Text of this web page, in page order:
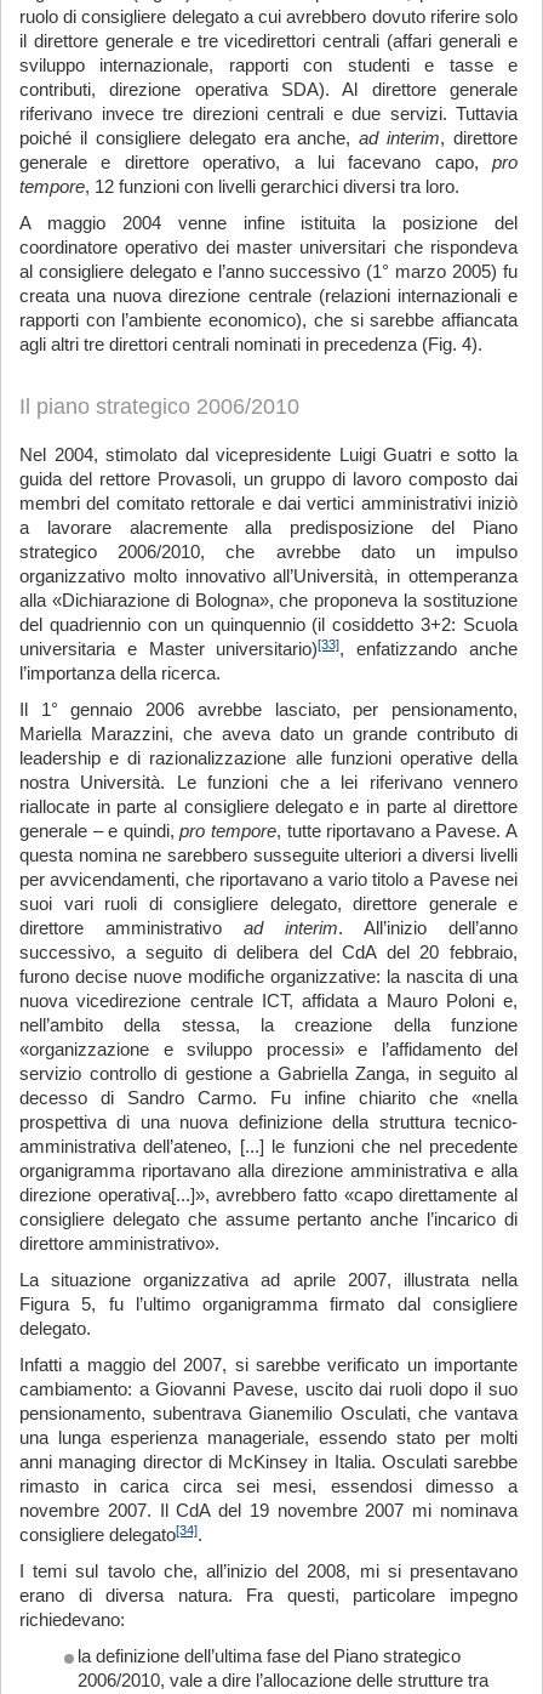
ruolo di consigliere delegato a cui avrebbero dovuto riferire solo
il direttore generale e tre vicedirettori centrali (affari generali e
sviluppo internazionale, rapporti con studenti e tasse e
contributi, direzione operativa SDA). Al direttore generale
riferivano invece tre direzioni centrali e due servizi. Tuttavia
poiché il consigliere delegato era anche,ad interim, direttore
generale e direttore operativo, a lui facevano capo, pro
tempore, 12 funzioni con livelli gerarchici diversi tra loro.
A maggio 2004 venne infine istituita la posizione del
coordinatore operativo dei master universitari che rispondeva
al consigliere delegato e l’anno successivo (1° marzo 2005) fu
creata una nuova direzione centrale (relazioni internazionali e
rapporti con l’ambiente economico), che si sarebbe affiancata
agli altri tre direttori centrali nominati in precedenza (Fig. 4).
Il piano strategico 2006/2010
Nel 2004, stimolato dal vicepresidente Luigi Guatri e sotto la
guida del rettore Provasoli, un gruppo di lavoro composto dai
membri del comitato rettorale e dai vertici amministrativi iniziò
a lavorare alacremente alla predisposizione del Piano
strategico 2006/2010, che avrebbe dato un impulso
organizzativo molto innovativo all’Università, in ottemperanza
alla «Dichiarazione di Bologna», che proponeva la sostituzione
del quadriennio con un quinquennio (il cosiddetto 3+2: Scuola
universitaria e Master universitario)[33], enfatizzando anche
l’importanza della ricerca.
Il 1° gennaio 2006 avrebbe lasciato, per pensionamento,
Mariella Marazzini, che aveva dato un grande contributo di
leadership e di razionalizzazione alle funzioni operative della
nostra Università. Le funzioni che a lei riferivano vennero
riallocate in parte al consigliere delegato e in parte al direttore
generale – e quindi,pro tempore, tutte riportavano a Pavese. A
questa nomina ne sarebbero susseguite ulteriori a diversi livelli
per avvicendamenti, che riportavano a vario titolo a Pavese nei
suoi vari ruoli di consigliere delegato, direttore generale e
direttore amministrativo ad interim. All’inizio dell’anno
successivo, a seguito di delibera del CdA del 20 febbraio,
furono decise nuove modifiche organizzative: la nascita di una
nuova vicedirezione centrale ICT, affidata a Mauro Poloni e,
nell’ambito della stessa, la creazione della funzione
«organizzazione e sviluppo processi» e l’affidamento del
servizio controllo di gestione a Gabriella Zanga, in seguito al
decesso di Sandro Carmo. Fu infine chiarito che «nella
prospettiva di una nuova definizione della struttura tecnico-
amministrativa dell’ateneo, [...] le funzioni che nel precedente
organigramma riportavano alla direzione amministrativa e alla
direzione operativa[...]», avrebbero fatto «capo direttamente al
consigliere delegato che assume pertanto anche l’incarico di
direttore amministrativo».
La situazione organizzativa ad aprile 2007, illustrata nella
Figura 5, fu l’ultimo organigramma firmato dal consigliere
delegato.
Infatti a maggio del 2007, si sarebbe verificato un importante
cambiamento: a Giovanni Pavese, uscito dai ruoli dopo il suo
pensionamento, subentrava Gianemilio Osculati, che vantava
una lunga esperienza manageriale, essendo stato per molti
anni managing director di McKinsey in Italia. Osculati sarebbe
rimasto in carica circa sei mesi, essendosi dimesso a
novembre 2007. Il CdA del 19 novembre 2007 mi nominava
consigliere delegato[34].
I temi sul tavolo che, all’inizio del 2008, mi si presentavano
erano di diversa natura. Fra questi, particolare impegno
richiedevano:
la definizione dell’ultima fase del Piano strategico
2006/2010, vale a dire l’allocazione delle strutture tra